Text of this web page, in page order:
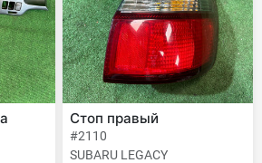
Стоп правый
#2110
SUBARU LEGACY